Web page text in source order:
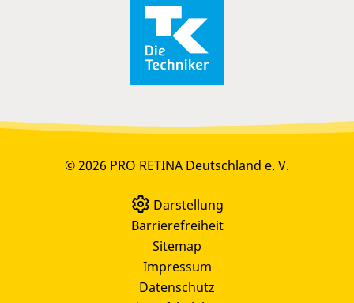
© 2026 PRO RETINA Deutschland e. V.
Darstellung
Barrierefreiheit
Sitemap
Impressum
Datenschutz